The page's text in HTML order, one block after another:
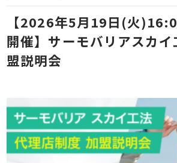
【2026年5月19日(火
開催】サーモバリアスカ
盟説明会